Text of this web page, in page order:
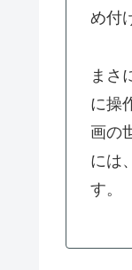
め付
まさ
に操
画の
には
す。